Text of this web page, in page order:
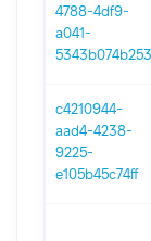
4788-4df9-
a041-
5343b074b253
c4210944-
aad4-4238-
9225-
e105b45c74ff